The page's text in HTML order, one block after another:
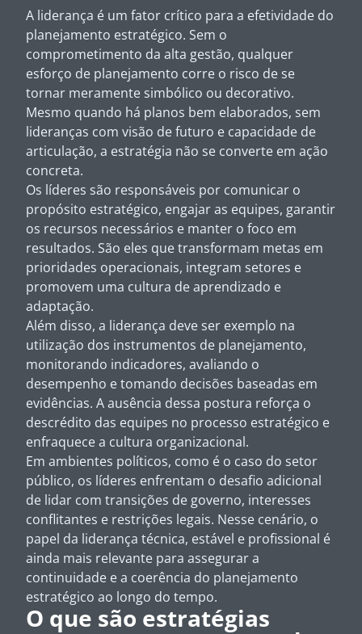
A liderança é um fator crítico para a efetividade do
planejamento estratégico. Sem o
comprometimento da alta gestão, qualquer
esforço de planejamento corre o risco de se
tornar meramente simbólico ou decorativo.
Mesmo quando há planos bem elaborados, sem
lideranças com visão de futuro e capacidade de
articulação, a estratégia não se converte em ação
concreta.
Os líderes são responsáveis por comunicar o
propósito estratégico, engajar as equipes, garantir
os recursos necessários e manter o foco em
resultados. São eles que transformam metas em
prioridades operacionais, integram setores e
promovem uma cultura de aprendizado e
adaptação.
Além disso, a liderança deve ser exemplo na
utilização dos instrumentos de planejamento,
monitorando indicadores, avaliando o
desempenho e tomando decisões baseadas em
evidências. A ausência dessa postura reforça o
descrédito das equipes no processo estratégico e
enfraquece a cultura organizacional.
Em ambientes políticos, como é o caso do setor
público, os líderes enfrentam o desafio adicional
de lidar com transições de governo, interesses
conflitantes e restrições legais. Nesse cenário, o
papel da liderança técnica, estável e profissional é
ainda mais relevante para assegurar a
continuidade e a coerência do planejamento
estratégico ao longo do tempo.
O que são estratégias